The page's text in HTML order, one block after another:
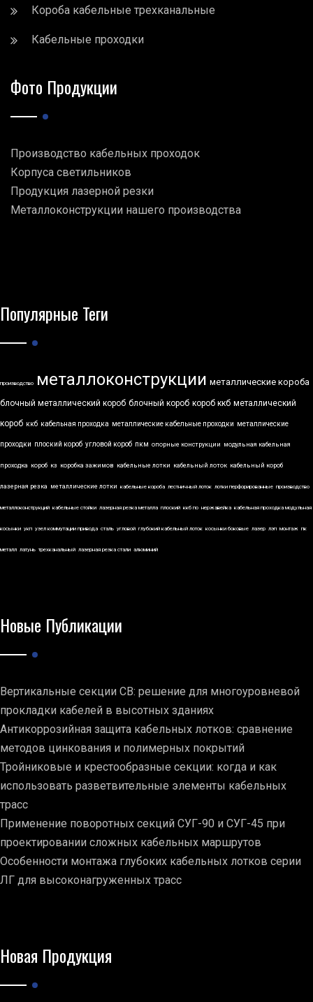
Короба кабельные трехканальные
Кабельные проходки
Фото Продукции
Производство кабельных проходок
Корпуса светильников
Продукция лазерной резки
Металлоконструкции нашего производства
Популярные Теги
производство металлоконструкции металлические короба
блочный металлический короб блочный короб короб ккб металлический
короб ккб кабельная проходка металлические кабельные проходки металлические
проходки плоский короб угловой короб пкм опорные конструкции модульная кабельная
проходка короб кз коробка зажимов кабельные лотки кабельный лоток кабельный короб
лазерная резка металлические лотки кабельные короба лестничный лоток лотки перфорированные производство
металлоконструкций кабельные стойки лазерная резка металла плоский ккб по нержавейка кабельная проходка модульная
косынки укп узел коммутации привода сталь угловой глубокий кабельный лоток косынки боковые лазер лэп монтаж пк
металл латунь трехканальный лазерная резка стали алюминий
Новые Публикации
Вертикальные секции СВ: решение для многоуровневой
прокладки кабелей в высотных зданиях
Антикоррозийная защита кабельных лотков: сравнение
методов цинкования и полимерных покрытий
Тройниковые и крестообразные секции: когда и как
использовать разветвительные элементы кабельных
трасс
Применение поворотных секций СУГ-90 и СУГ-45 при
проектировании сложных кабельных маршрутов
Особенности монтажа глубоких кабельных лотков серии
ЛГ для высоконагруженных трасс
Новая Продукция